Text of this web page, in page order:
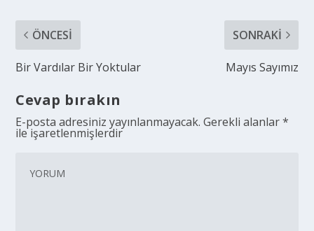
ÖNCESI
Bir Vardılar Bir Yoktular
SONRAKI
Mayıs Sayımız
Cevap bırakın
E-posta adresiniz yayınlanmayacak. Gerekli alanlar*
ile işaretlenmişlerdir